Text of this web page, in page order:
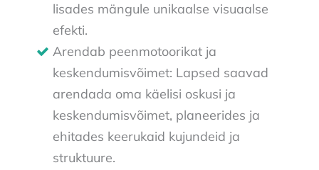
lisades mängule unikaalse visuaalse
efekti.
Arendab peenmotoorikat ja
keskendumisvõimet: Lapsed saavad
arendada oma käelisi oskusi ja
keskendumisvõimet, planeerides ja
ehitades keerukaid kujundeid ja
struktuure.